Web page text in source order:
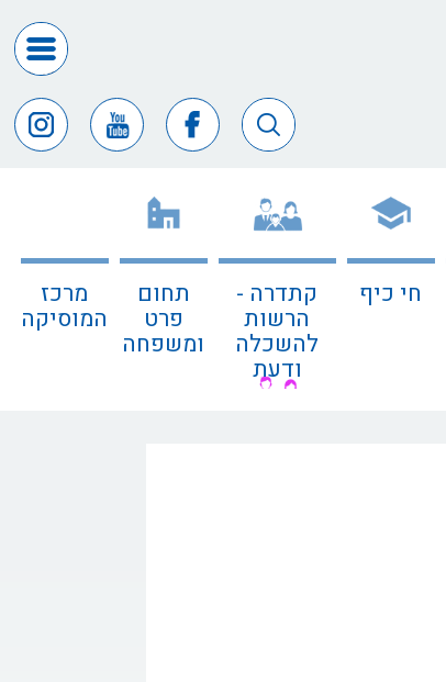
חופש
המידע
העיר
דבר
המנכ"ל
חי כיף קתדרה -
הרשות
להשכלה
ודעת
תחום
פרט
ומשפחה
מרכז
המוסיקה